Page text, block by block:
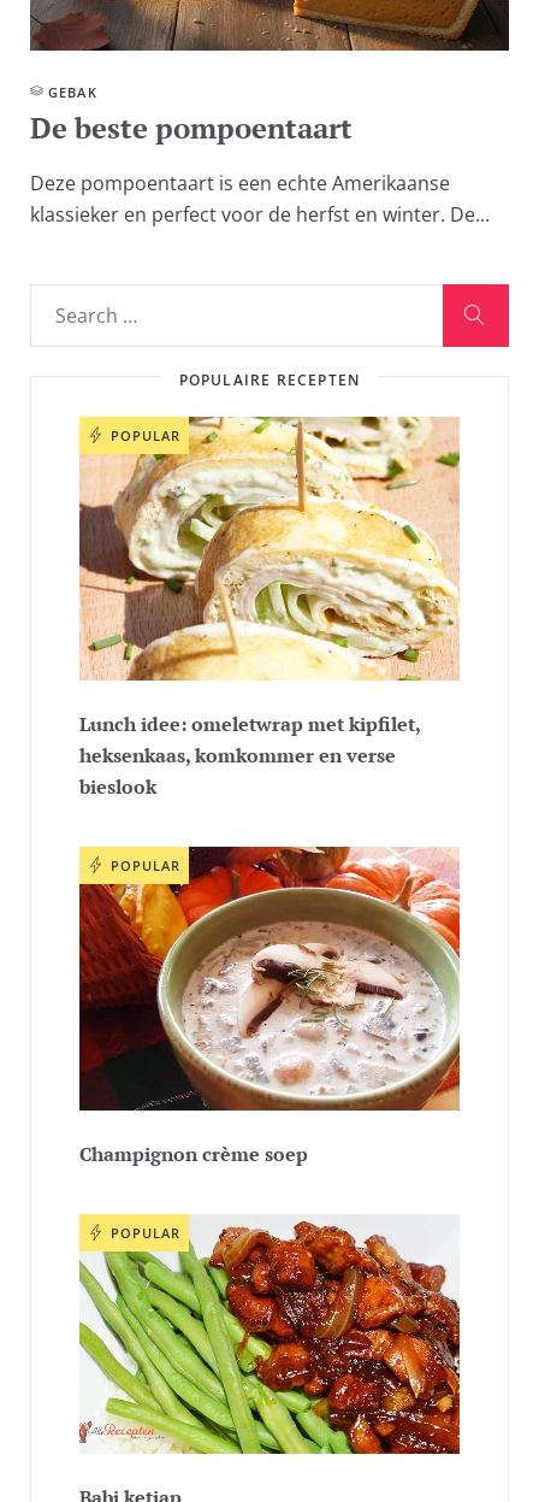
GEBAK
De beste pompoentaart
Deze pompoentaart is een echte Amerikaanse
klassieker en perfect voor de herfst en winter. De...
POPULAIRE RECEPTEN
POPULAR
Lunch idee: omeletwrap met kipfilet,
heksenkaas, komkommer en verse
bieslook
POPULAR
Champignon crème soep
POPULAR